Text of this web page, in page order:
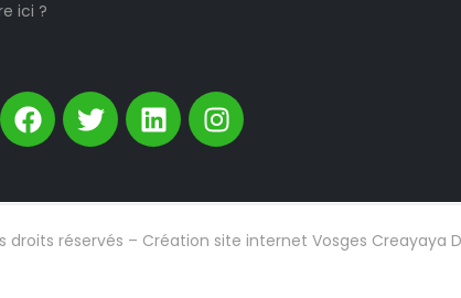
ici ?
réservés – Création site internet Vosges Creayaya